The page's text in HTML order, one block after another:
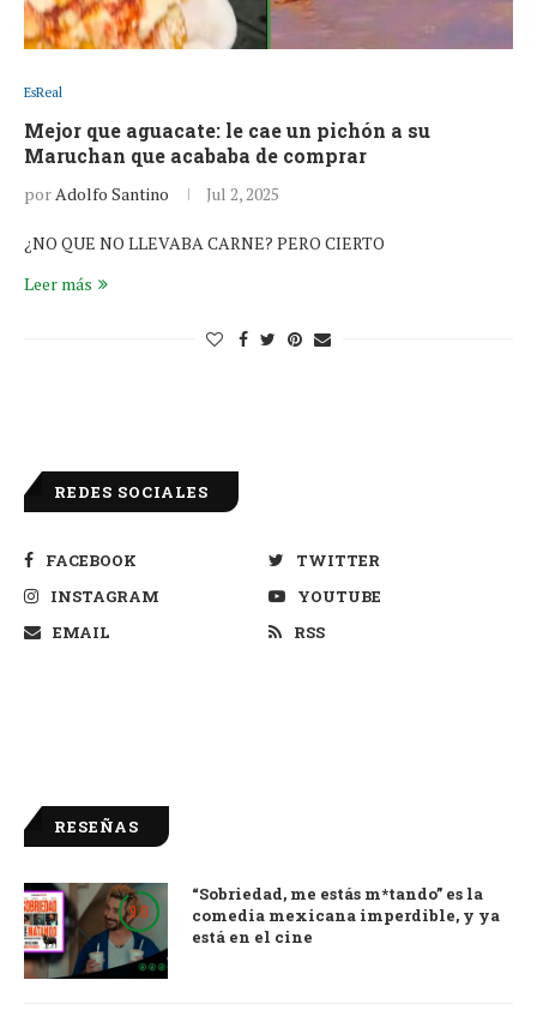
EsReal
Mejor que aguacate: le cae un pichón a su
Maruchan que acababa de comprar
porAdolfo Santino Jul 2, 2025
¿NO QUE NO LLEVABA CARNE? PERO CIERTO
Leer más
REDES SOCIALES
FACEBOOK
TWITTER
INSTAGRAM
YOUTUBE
EMAIL
RSS
RESEÑAS
9.0
“Sobriedad, me estás m*tando” es la
comedia mexicana imperdible, y ya
está en el cine